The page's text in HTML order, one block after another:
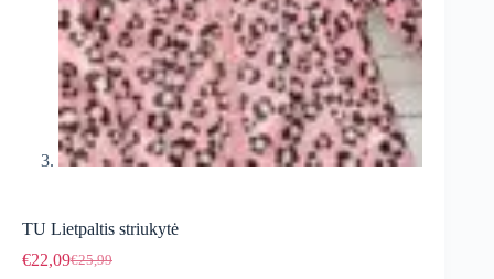
TU Lietpaltis striukytė
€25,99
Original
€22,09Current